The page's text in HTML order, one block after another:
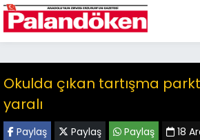
Okulda çıkan tartışma
yaralı
Paylaş Paylaş Paylaş 18